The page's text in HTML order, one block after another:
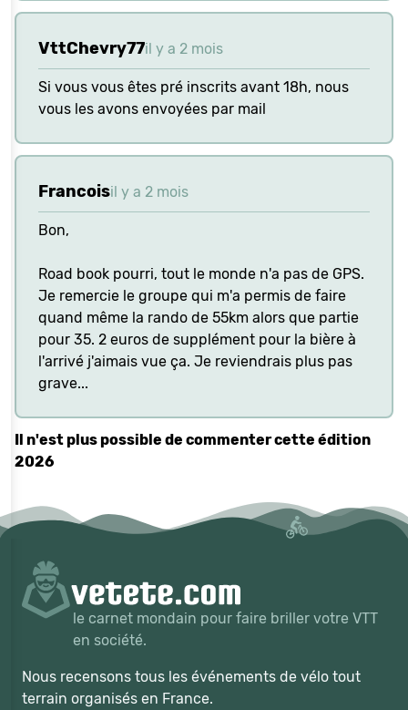
VttChevry77il y a 2 mois
Si vous vous êtes pré inscrits avant 18h, nous
vous les avons envoyées par mail
Francoisil y a 2 mois
Bon,
Road book pourri, tout le monde n'a pas de GPS.
Je remercie le groupe qui m'a permis de faire
quand même la rando de 55km alors que partie
pour 35. 2 euros de supplément pour la bière à
l'arrivé j'aimais vue ça. Je reviendrais plus pas
grave...
Il n'est plus possible de commenter cette édition
2026
le carnet mondain pour faire briller votre VTT
en société.
Nous recensons tous les événements de vélo tout
terrain organisés en France.